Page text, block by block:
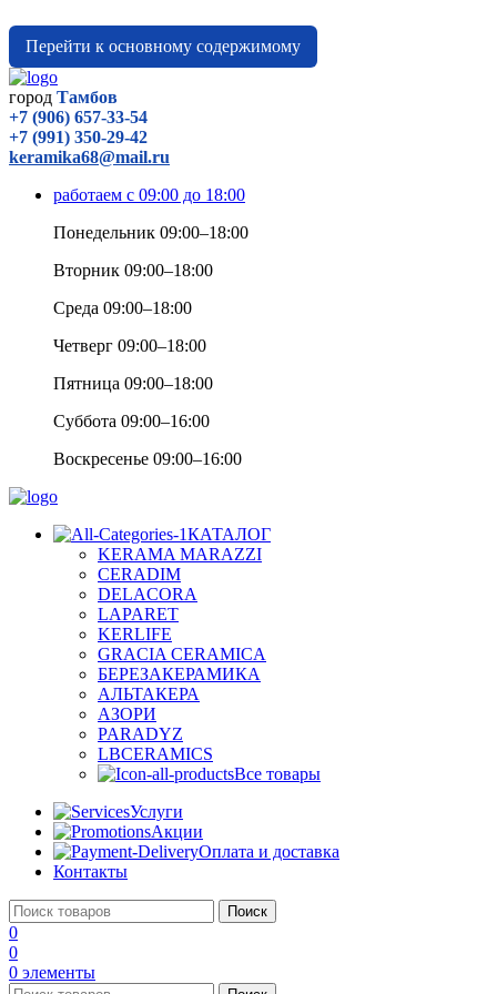
Перейти к основному содержимому
город Тамбов
+7 (906) 657-33-54
+7 (991) 350-29-42
keramika68@mail.ru
работаем с 09:00 до 18:00
Понедельник 09:00–18:00
Вторник 09:00–18:00
Среда 09:00–18:00
Четверг 09:00–18:00
Пятница 09:00–18:00
Суббота 09:00–16:00
Воскресенье 09:00–16:00
КАТАЛОГ
KERAMA MARAZZI
CERADIM
DELACORA
LAPARET
KERLIFE
GRACIA CERAMICA
БЕРЕЗАКЕРАМИКА
АЛЬТАКЕРА
АЗОРИ
PARADYZ
LBCERAMICS
Все товары
Услуги
Акции
Оплата и доставка
Контакты
Поиск
0
0
0 элементы